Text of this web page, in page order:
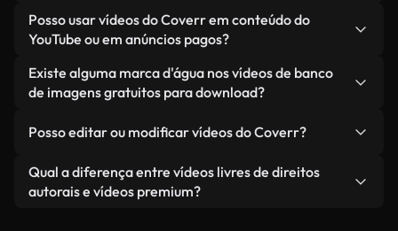
como LCP.
"trabalho break ao pôr do sol" — e o Studio gerará
um vídeo personalizado para você em segundos,
alinhado com nossos padrões de licenciamento.
Não é necessário dar crédito. Todos os vídeos em
nossa biblioteca são livres de direitos autorais e
embora isso seja sempre bem-vindo.
Posso usar vídeos do Coverr em conteúdo do
YouTube ou em anúncios pagos?
Sim. Todas as imagens de arquivo da Coverr
podem ser usadas em vídeos monetizados do
de clientes — desde que você não esteja
como um produto independente.
Existe alguma marca d'água nos vídeos de banco
de imagens gratuitos para download?
reais ou gerados por IA — inclui marcas d'água.
Você recebe imagens limpas e prontas para usar.
Posso editar ou modificar vídeos do Coverr?
Sim. Você pode cortar, recortar ou remixar nossos
vídeos livremente. Apenas certifique-se de que o
Qual a diferença entre vídeos livres de direitos
autorais e vídeos premium?